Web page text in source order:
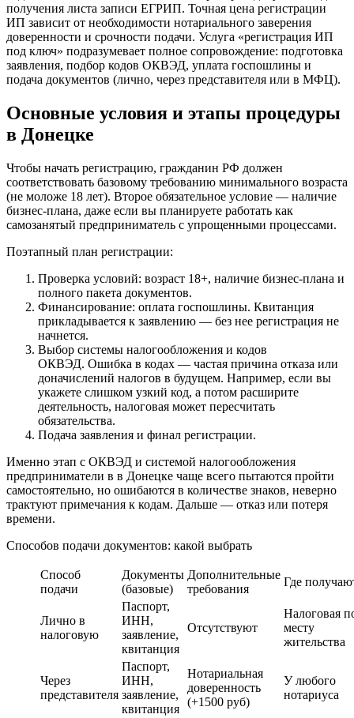
получения листа записи ЕГРИП. Точная цена регистрации
ИП зависит от необходимости нотариального заверения
доверенности и срочности подачи. Услуга «регистрация ИП
под ключ» подразумевает полное сопровождение: подготовка
заявления, подбор кодов ОКВЭД, уплата госпошлины и
подача документов (лично, через представителя или в МФЦ).
Основные условия и этапы процедуры
в Донецке
Чтобы начать регистрацию, гражданин РФ должен
соответствовать базовому требованию минимального возраста
(не моложе 18 лет). Второе обязательное условие — наличие
бизнес-плана, даже если вы планируете работать как
самозанятый предприниматель с упрощенными процессами.
Поэтапный план регистрации:
Проверка условий: возраст 18+, наличие бизнес-плана и
полного пакета документов.
Финансирование: оплата госпошлины. Квитанция
прикладывается к заявлению — без нее регистрация не
начнется.
Выбор системы налогообложения и кодов
ОКВЭД. Ошибка в кодах — частая причина отказа или
доначислений налогов в будущем. Например, если вы
укажете слишком узкий код, а потом расширите
деятельность, налоговая может пересчитать
обязательства.
Подача заявления и финал регистрации.
Именно этап с ОКВЭД и системой налогообложения
предприниматели в в Донецке чаще всего пытаются пройти
самостоятельно, но ошибаются в количестве знаков, неверно
трактуют примечания к кодам. Дальше — отказ или потеря
времени.
Способов подачи документов: какой выбрать
Способ
подачи
Документы
(базовые)
Дополнительные
требования
Где
Лично в
налоговую
Паспорт,
ИНН,
заявление,
квитанция
Отсутствуют
Налоговая
месту
жительства
Через
представителя
Паспорт,
ИНН,
заявление,
квитанция
Нотариальная
доверенность
(+1500 руб)
У любого
нотариуса